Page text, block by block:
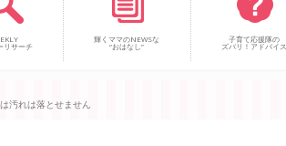
リサーチ
輝くママのNEWSな
“おはなし”
子育て応援隊の
ズバリ！アドバイス
汚れは落とせません